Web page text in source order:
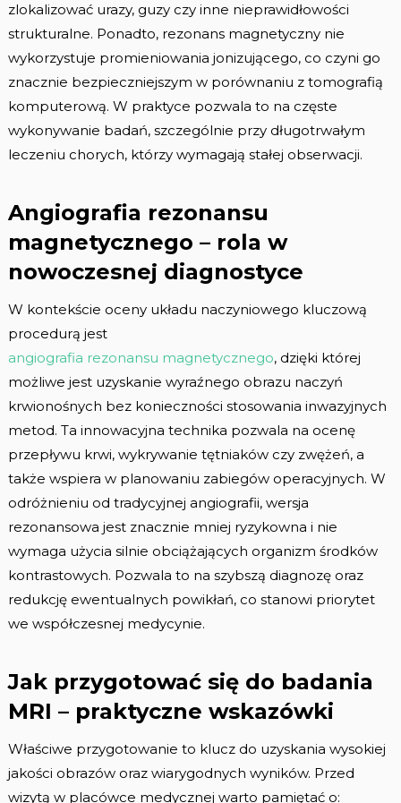
zlokalizować urazy, guzy czy inne nieprawidłowości
strukturalne. Ponadto, rezonans magnetyczny nie
wykorzystuje promieniowania jonizującego, co czyni go
znacznie bezpieczniejszym w porównaniu z tomografią
komputerową. W praktyce pozwala to na częste
wykonywanie badań, szczególnie przy długotrwałym
leczeniu chorych, którzy wymagają stałej obserwacji.
Angiografia rezonansu
magnetycznego – rola w
nowoczesnej diagnostyce
W kontekście oceny układu naczyniowego kluczową
procedurą jest
angiografia rezonansu magnetycznego, dzięki której
możliwe jest uzyskanie wyraźnego obrazu naczyń
krwionośnych bez konieczności stosowania inwazyjnych
metod. Ta innowacyjna technika pozwala na ocenę
przepływu krwi, wykrywanie tętniaków czy zwężeń, a
także wspiera w planowaniu zabiegów operacyjnych. W
odróżnieniu od tradycyjnej angiografii, wersja
rezonansowa jest znacznie mniej ryzykowna i nie
wymaga użycia silnie obciążających organizm środków
kontrastowych. Pozwala to na szybszą diagnozę oraz
redukcję ewentualnych powikłań, co stanowi priorytet
we współczesnej medycynie.
Jak przygotować się do badania
MRI – praktyczne wskazówki
Właściwe przygotowanie to klucz do uzyskania wysokiej
jakości obrazów oraz wiarygodnych wyników. Przed
wizytą w placówce medycznej warto pamiętać o: